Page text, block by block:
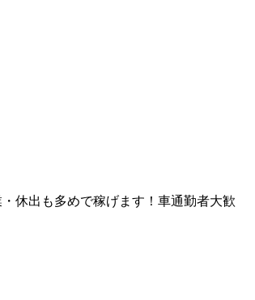
休出も多めで稼げます！車通勤者大歓